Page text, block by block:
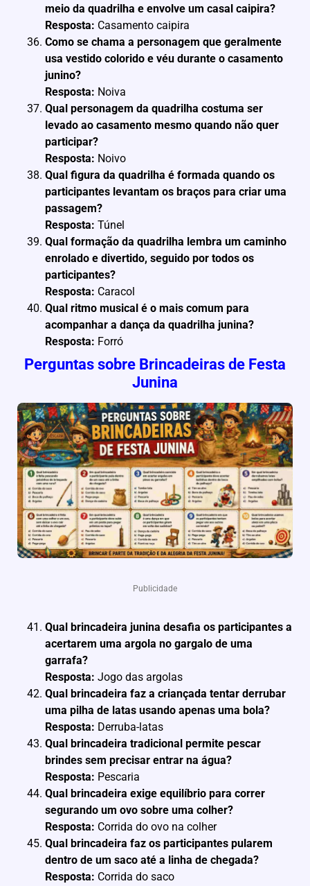
meio da quadrilha e envolve um casal caipira?
Resposta: Casamento caipira
Como se chama a personagem que geralmente
usa vestido colorido e véu durante o casamento
junino?
Resposta: Noiva
Qual personagem da quadrilha costuma ser
levado ao casamento mesmo quando não quer
participar?
Resposta: Noivo
Qual figura da quadrilha é formada quando os
participantes levantam os braços para criar uma
passagem?
Resposta: Túnel
Qual formação da quadrilha lembra um caminho
enrolado e divertido, seguido por todos os
participantes?
Resposta: Caracol
Qual ritmo musical é o mais comum para
acompanhar a dança da quadrilha junina?
Resposta: Forró
Perguntas sobre Brincadeiras de Festa
Junina
Publicidade
Qual brincadeira junina desafia os participantes a
acertarem uma argola no gargalo de uma
garrafa?
Resposta: Jogo das argolas
Qual brincadeira faz a criançada tentar derrubar
uma pilha de latas usando apenas uma bola?
Resposta: Derruba-latas
Qual brincadeira tradicional permite pescar
brindes sem precisar entrar na água?
Resposta: Pescaria
Qual brincadeira exige equilíbrio para correr
segurando um ovo sobre uma colher?
Resposta: Corrida do ovo na colher
Qual brincadeira faz os participantes pularem
dentro de um saco até a linha de chegada?
Resposta: Corrida do saco